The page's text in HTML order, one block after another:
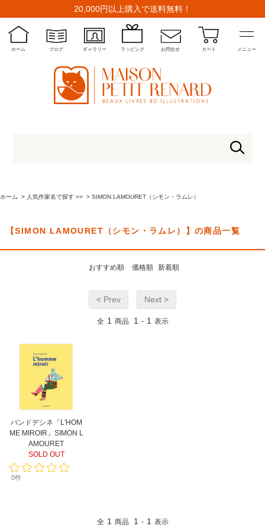
20,000円以上購入で送料無料！
ホーム ブログ ギャラリー ラッピング お問合せ カート メニュー
ホーム > 人気作家名で探す >> > SIMON LAMOURET（シモン・ラムレ）
【SIMON LAMOURET（シモン・ラムレ）】の商品一覧
おすすめ順 価格順 新着順
< Prev Next >
全 1 商品 1 - 1 表示
バンドデシネ「L'HOM
ME MIROIR」SIMON L
AMOURET
SOLD OUT
0件
全 1 商品 1 - 1 表示